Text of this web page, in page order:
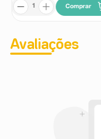
Comprar
Avaliações